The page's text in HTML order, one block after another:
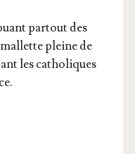
par­tout des
pleine de
les catho­liques